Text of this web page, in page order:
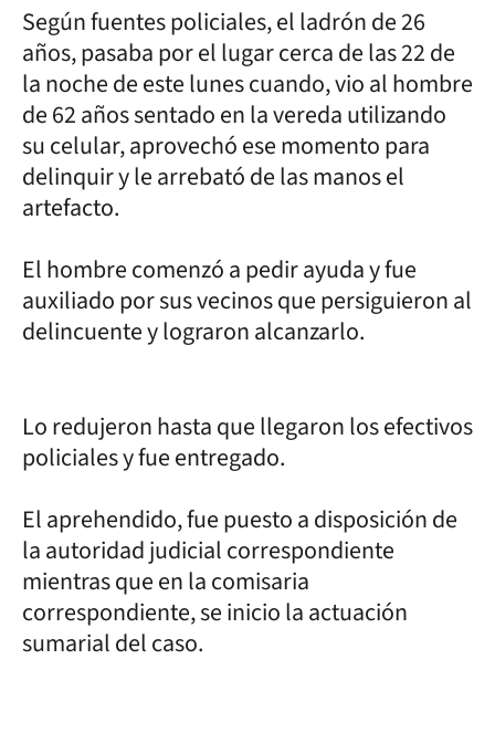
Según fuentes policiales, el ladrón de 26
años, pasaba por el lugar cerca de las 22 de
la noche de este lunes cuando, vio al hombre
de 62 años sentado en la vereda utilizando
su celular, aprovechó ese momento para
delinquir y le arrebató de las manos el
artefacto.
El hombre comenzó a pedir ayuda y fue
auxiliado por sus vecinos que persiguieron al
delincuente y lograron alcanzarlo.
Lo redujeron hasta que llegaron los efectivos
policiales y fue entregado.
El aprehendido, fue puesto a disposición de
la autoridad judicial correspondiente
mientras que en la comisaria
correspondiente, se inicio la actuación
sumarial del caso.